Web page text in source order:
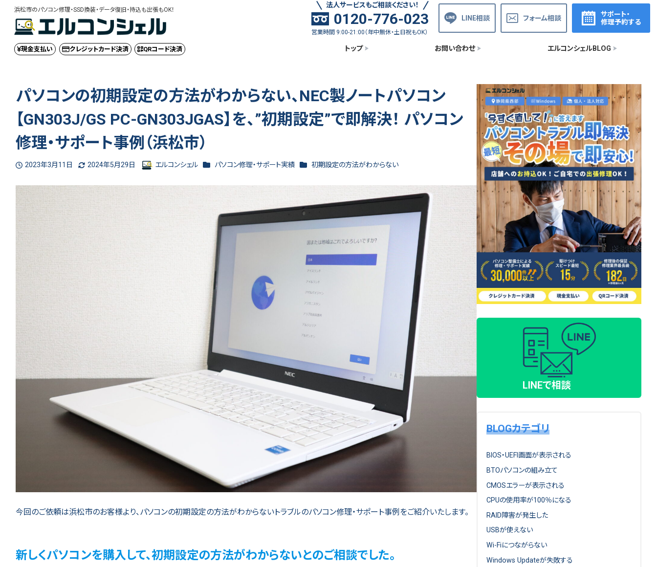
浜松市のパソコン修理・SSD換装・データ復旧・持込も出張もOK！
現金支払い クレジットカード決済 QRコード決済
法人サービスもご相談ください！
0120-776-023
営業時間 9:00-21:00（年中無休・土日祝もOK）
LINE相談 フォーム相談
サポート・
修理予約する
トップ お問い合わせ エルコンシェルBLOG
パソコンの初期設定の方法がわからない、NEC製ノートパソコン
【GN303J/GS PC-GN303JGAS】を、”初期設定”で即解決！ パソコン
修理・サポート事例（浜松市）
投稿日
2023年3月11日
更新日
2024年5月29日
著
エルコンシェル カテゴリー
パソコン修理・サポート実績 カテゴリー
初期設定の方法がわからない
今回のご依頼は浜松市のお客様より、パソコンの初期設定の方法がわからないトラブルのパソコン修理・サポート事例をご紹介いたします。
新しくパソコンを購入して、初期設定の方法がわからないとのご相談でした。
LINEで相談
BLOGカテゴリ
BIOS・UEFI画面が表示される
BTOパソコンの組み立て
CMOSエラーが表示される
CPUの使用率が100％になる
RAID障害が発生した
USBが使えない
Wi-Fiにつながらない
Windows Updateが失敗する